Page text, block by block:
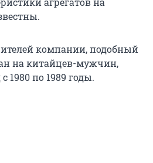
компании, подобный
на китайцев-мужчин,
1980 по 1989 годы.